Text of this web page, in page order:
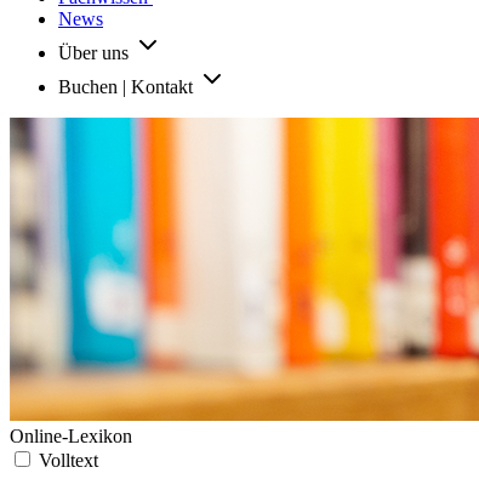
News
Über uns
Buchen | Kontakt
Online-Lexikon
Volltext